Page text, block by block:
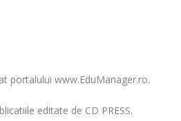
portalului www.EduManager.ro.
editate de CD PRESS.